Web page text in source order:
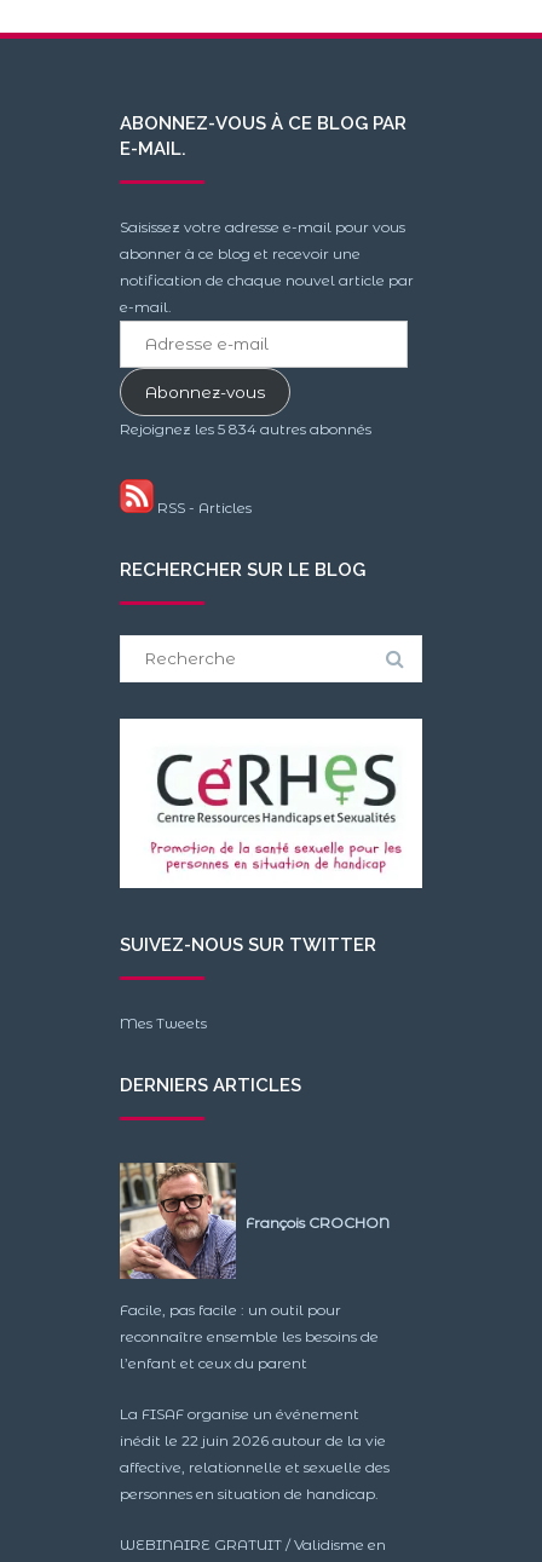
ABONNEZ-VOUS À CE BLOG PAR
E-MAIL.
Saisissez votre adresse e-mail pour vous
abonner à ce blog et recevoir une
notification de chaque nouvel article par
e-mail.
mailAbonnez-vous
Rejoignez les 5 834 autres abonnés
RSS - Articles
RECHERCHER SUR LE BLOG
SUIVEZ-NOUS SUR TWITTER
Mes Tweets
DERNIERS ARTICLES
François CROCHON
Facile, pas facile : un outil pour
reconnaître ensemble les besoins de
l’enfant et ceux du parent
La FISAF organise un événement
inédit le 22 juin 2026 autour de la vie
affective, relationnelle et sexuelle des
personnes en situation de handicap.
WEBINAIRE GRATUIT / Validisme en